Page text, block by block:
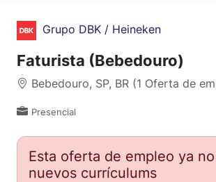
Grupo DBK / Heineken
Faturista (Bebedouro)
Bebedouro, SP, BR (1 Oferta de
Presencial
Esta oferta de empleo ya
nuevos currículums